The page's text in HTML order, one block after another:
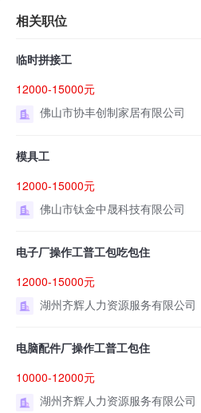
相关职位
临时拼接工
12000-15000元
佛山市协丰创制家居有限公司
模具工
12000-15000元
佛山市钛金中晟科技有限公司
电子厂操作工普工包吃包住
12000-15000元
湖州齐辉人力资源服务有限公司
电脑配件厂操作工普工包住
10000-12000元
湖州齐辉人力资源服务有限公司